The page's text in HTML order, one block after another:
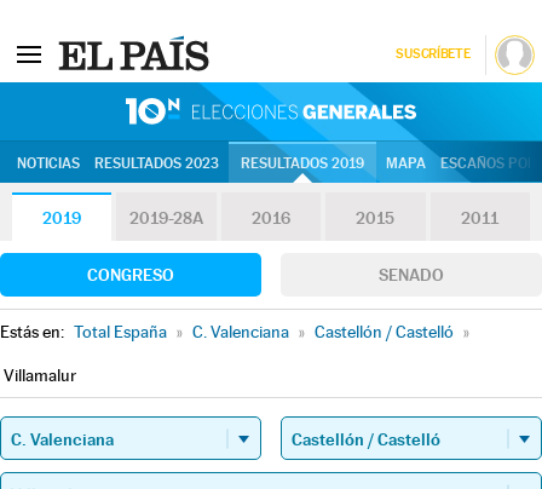
SUSCRÍBETE
NOTICIAS RESULTADOS 2023 RESULTADOS 2019 MAPA ESCAÑOS
2019 2019-28A 2016 2015 2011
CONGRESO SENADO
Estás en: Total España » C. Valenciana » Castellón / Castelló »
Villamalur